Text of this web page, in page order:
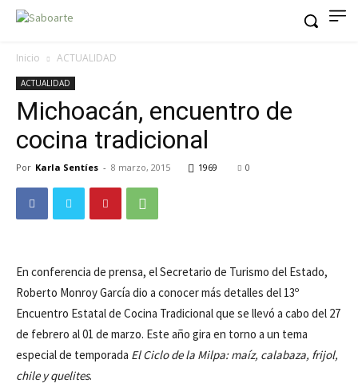
Inicio ACTUALIDAD
ACTUALIDAD
Michoacán, encuentro de
cocina tradicional
Por Karla Sentíes - 8 marzo, 2015 1969 0
En conferencia de prensa, el Secretario de Turismo del Estado,
Roberto Monroy García dio a conocer más detalles del 13º
Encuentro Estatal de Cocina Tradicional que se llevó a cabo del 27
de febrero al 01 de marzo. Este año gira en torno a un tema
especial de temporada El Ciclo de la Milpa: maíz, calabaza, frijol,
chile y quelites.